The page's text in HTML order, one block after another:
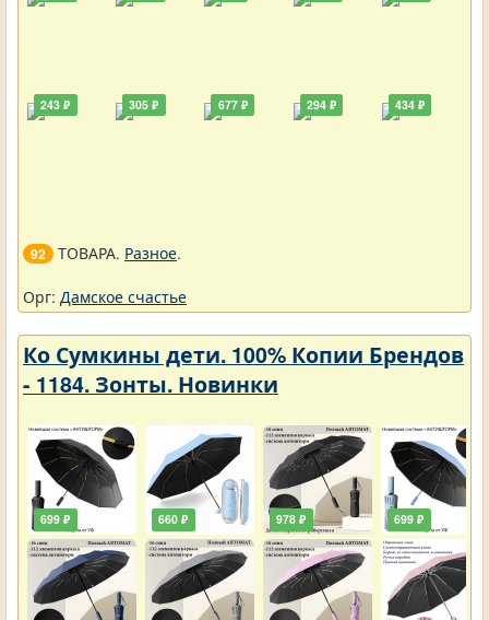
243 ₽ 305 ₽ 677 ₽ 294 ₽ 434 ₽
92 ТОВАРА. Разное.
Орг: Дамское счастье
Ко Сумкины дети. 100% Копии Брендов
- 1184. Зонты. Новинки
699 ₽ 660 ₽ 978 ₽ 699 ₽